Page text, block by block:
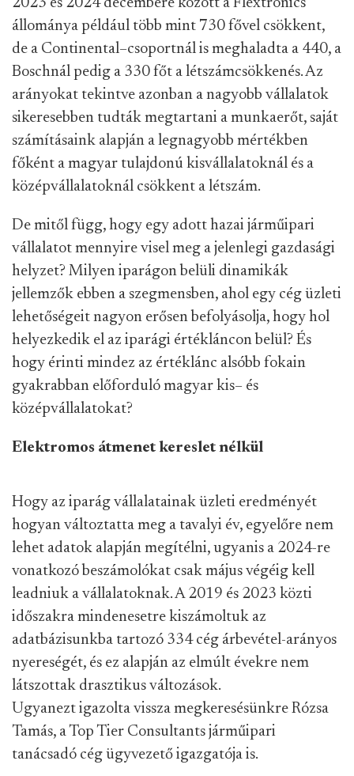
2023 és 2024 decembere között a Flextronics
állománya például több mint 730 fővel csökkent,
de a Continental–csoportnál is meghaladta a 440, a
Boschnál pedig a 330 főt a létszámcsökkenés. Az
arányokat tekintve azonban a nagyobb vállalatok
sikeresebben tudták megtartani a munkaerőt, saját
számításaink alapján a legnagyobb mértékben
főként a magyar tulajdonú kisvállalatoknál és a
középvállalatoknál csökkent a létszám.
De mitől függ, hogy egy adott hazai járműipari
vállalatot mennyire visel meg a jelenlegi gazdasági
helyzet? Milyen iparágon belüli dinamikák
jellemzők ebben a szegmensben, ahol egy cég üzleti
lehetőségeit nagyon erősen befolyásolja, hogy hol
helyezkedik el az iparági értékláncon belül? És
hogy érinti mindez az értéklánc alsóbb fokain
gyakrabban előforduló magyar kis– és
középvállalatokat?
Elektromos átmenet kereslet nélkül
Hogy az iparág vállalatainak üzleti eredményét
hogyan változtatta meg a tavalyi év, egyelőre nem
lehet adatok alapján megítélni, ugyanis a 2024-re
vonatkozó beszámolókat csak május végéig kell
leadniuk a vállalatoknak. A 2019 és 2023 közti
időszakra mindenesetre kiszámoltuk az
adatbázisunkba tartozó 334 cég árbevétel-arányos
nyereségét, és ez alapján az elmúlt évekre nem
látszottak drasztikus változások.
Ugyanezt igazolta vissza megkeresésünkre Rózsa
Tamás, a Top Tier Consultants járműipari
tanácsadó cég ügyvezető igazgatója is.